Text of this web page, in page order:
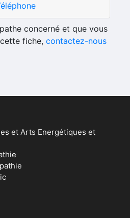
concerné et que vous
fiche, contactez-nous
et Arts Energétiques et